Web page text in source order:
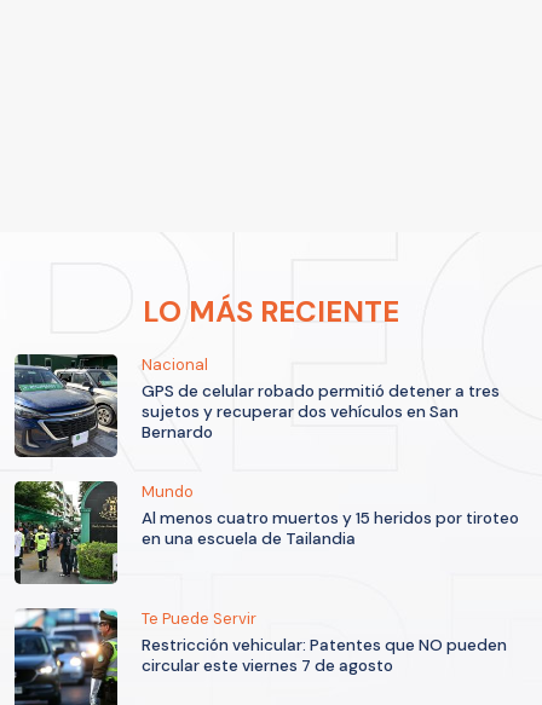
LO MÁS RECIENTE
Nacional
GPS de celular robado permitió detener a tres
sujetos y recuperar dos vehículos en San
Bernardo
Mundo
Al menos cuatro muertos y 15 heridos por tiroteo
en una escuela de Tailandia
Te Puede Servir
Restricción vehicular: Patentes que NO pueden
circular este viernes 7 de agosto